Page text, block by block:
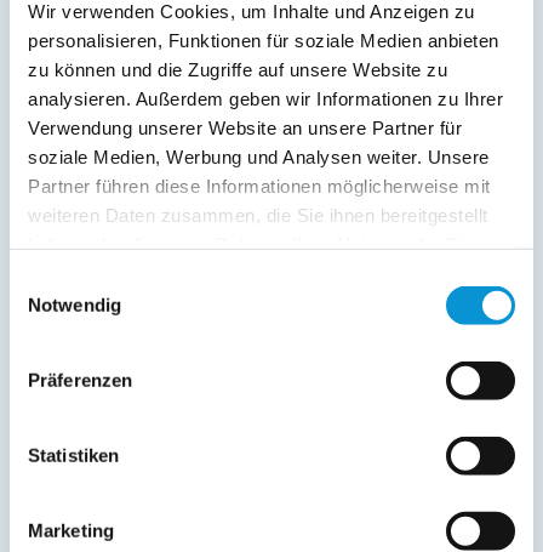
Wir verwenden Cookies, um Inhalte und Anzeigen zu
personalisieren, Funktionen für soziale Medien anbieten
zu können und die Zugriffe auf unsere Website zu
analysieren. Außerdem geben wir Informationen zu Ihrer
Verwendung unserer Website an unsere Partner für
soziale Medien, Werbung und Analysen weiter. Unsere
Partner führen diese Informationen möglicherweise mit
weiteren Daten zusammen, die Sie ihnen bereitgestellt
Notwendig
Präferenzen
Statistiken
Marketing
Beschreibung
Urlaub im idyllischen Ferienort Barendorf. Hier finden Sie
Ruhe und Natur pur.
Sie wohnen in einem modern und liebevoll eingerichteten
Mittelhaus eines drei Parteienhauses. Der wunderschöne,
ist ideal für Kinder und nur etwa 800m entfernt.
Preise (pro Nacht in Euro)
Zeitraum
jede Folge­